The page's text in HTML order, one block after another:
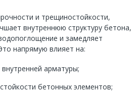
и трещиностойкости,
внутреннюю структуру бетона,
и замедляет
напрямую влияет на:
арматуры;
бетонных элементов;